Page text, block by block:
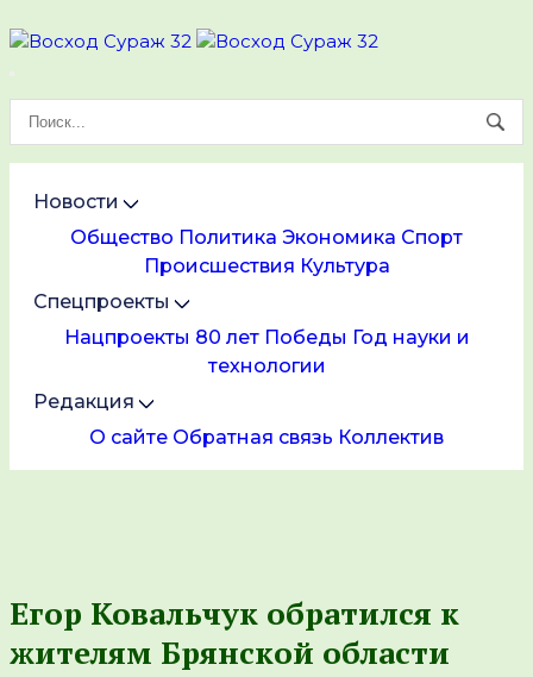
Новости
Общество Политика Экономика Спорт
Происшествия Культура
Спецпроекты
Нацпроекты 80 лет Победы Год науки и
технологии
Редакция
О сайте Обратная связь Коллектив
Егор Ковальчук обратился к
жителям Брянской области